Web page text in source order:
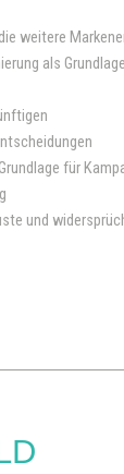
weitere
als
für
und